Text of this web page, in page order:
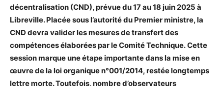
décentralisation (CND), prévue du 17 au 18 juin 2025 à
Libreville. Placée sous l’autorité du Premier ministre, la
CND devra valider les mesures de transfert des
compétences élaborées par le Comité Technique. Cette
session marque une étape importante dans la mise en
œuvre de la loi organique n°001/2014, restée longtemps
lettre morte. Toutefois, nombre d’observateurs